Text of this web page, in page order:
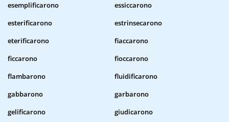
esemplificarono
essiccarono
esterificarono
estrinsecarono
eterificarono
fiaccarono
ficcarono
fioccarono
flambarono
fluidificarono
gabbarono
garbarono
gelificarono
giudicarono